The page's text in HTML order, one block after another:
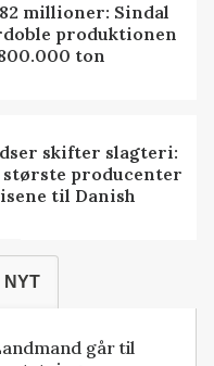
millioner: Sindal
produktionen
ton
skifter slagteri:
største producenter
til Danish
NYT
går til